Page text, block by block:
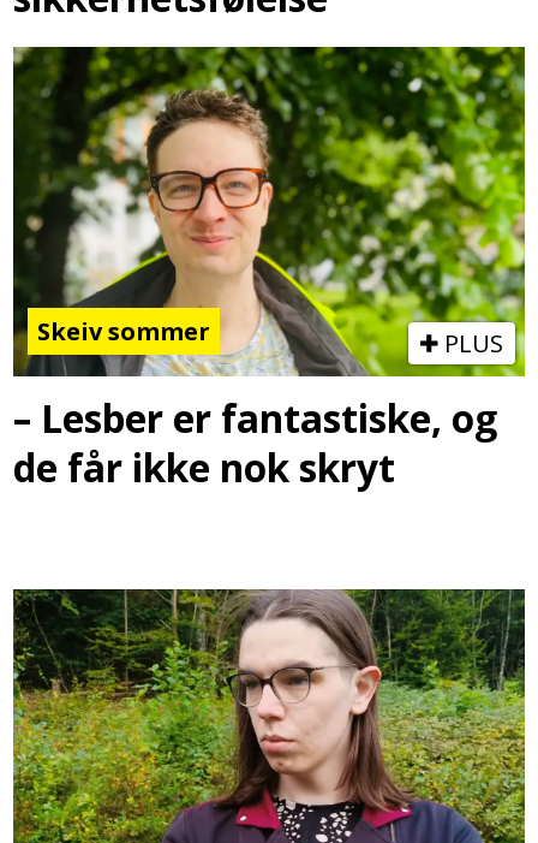
Skeiv sommer PLUS
– Lesber er fantastiske, og
de får ikke nok skryt